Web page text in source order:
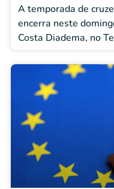
A temporada de
encerra neste
Costa Diadema, no